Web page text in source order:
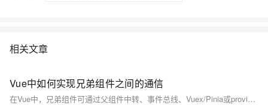
相关文章
Vue中如何实现兄弟组件之间的通信
在Vue中，兄弟组件可通过父组件中转、事件总线、Vuex/Pinia或provide/inject实现通信。小型项目推荐父组件中转或事件总线，大型项目建议使用Pinia等状态管理工具，确保数据流清晰可控，避免内存泄漏。